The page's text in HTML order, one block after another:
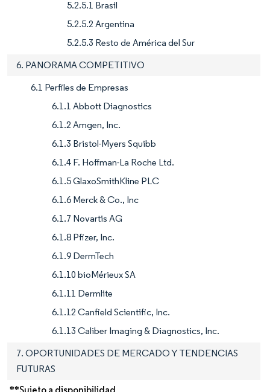
5.2.5.1 Brasil
5.2.5.2 Argentina
5.2.5.3 Resto de América del Sur
6. PANORAMA COMPETITIVO
6.1 Perfiles de Empresas
6.1.1 Abbott Diagnostics
6.1.2 Amgen, Inc.
6.1.3 Bristol-Myers Squibb
6.1.4 F. Hoffman-La Roche Ltd.
6.1.5 GlaxoSmithKline PLC
6.1.6 Merck & Co., Inc
6.1.7 Novartis AG
6.1.8 Pfizer, Inc.
6.1.9 DermTech
6.1.10 bioMérieux SA
6.1.11 Dermlite
6.1.12 Canfield Scientific, Inc.
6.1.13 Caliber Imaging & Diagnostics, Inc.
7. OPORTUNIDADES DE MERCADO Y TENDENCIAS
FUTURAS